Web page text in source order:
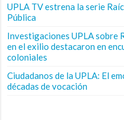
UPLA TV estrena la serie
Pública
Investigaciones UPLA sobre
en el exilio destacaron en
coloniales
Ciudadanos de la UPLA: El
décadas de vocación